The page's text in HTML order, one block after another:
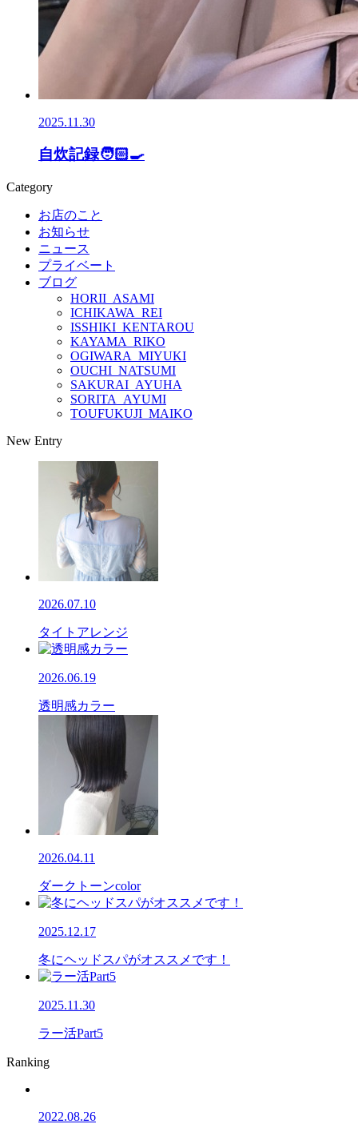
2025.11.30
自炊記録🧑🏻‍🍳
Category
お店のこと
お知らせ
ニュース
プライベート
ブログ
HORII_ASAMI
ICHIKAWA_REI
ISSHIKI_KENTAROU
KAYAMA_RIKO
OGIWARA_MIYUKI
OUCHI_NATSUMI
SAKURAI_AYUHA
SORITA_AYUMI
TOUFUKUJI_MAIKO
New Entry
2026.07.10
タイトアレンジ
2026.06.19
透明感カラー
2026.04.11
ダークトーンcolor
2025.12.17
冬にヘッドスパがオススメです！
2025.11.30
ラー活Part5
Ranking
2022.08.26